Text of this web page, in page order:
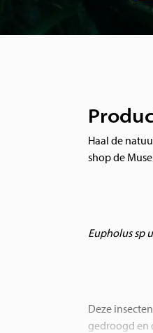
Haal de
shop de
Eupholus sp
Deze
gedroogd en